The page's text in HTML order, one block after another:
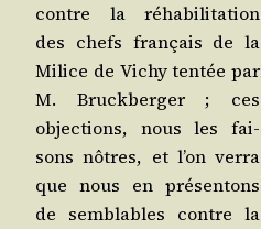
contre la réha­bi­li­ta­tion
des chefs fran­çais de la
Milice de Vichy ten­tée par
M. Bruck­ber­ger ; ces
objec­tions, nous les fai­
sons nôtres, et l’on ver­ra
que nous en pré­sen­tons
de sem­blables contre la